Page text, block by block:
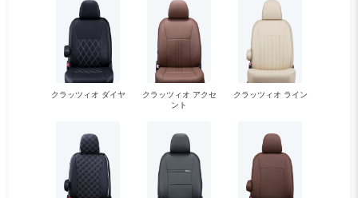
クラッツィオ ダイヤ
クラッツィオ アクセ
ント
クラッツィオ ライン